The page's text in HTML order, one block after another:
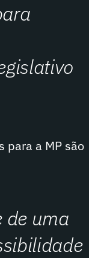
para a MP são
de uma